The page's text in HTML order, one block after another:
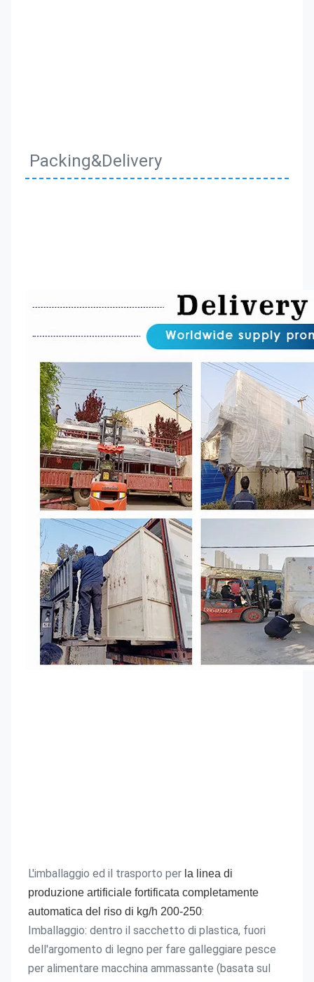
Packing&Delivery
L'imballaggio ed il trasporto per la linea di
produzione artificiale fortificata completamente
automatica del riso di kg/h 200-250:
Imballaggio: dentro il sacchetto di plastica, fuori
dell'argomento di legno per fare galleggiare pesce
per alimentare macchina ammassante (basata sul